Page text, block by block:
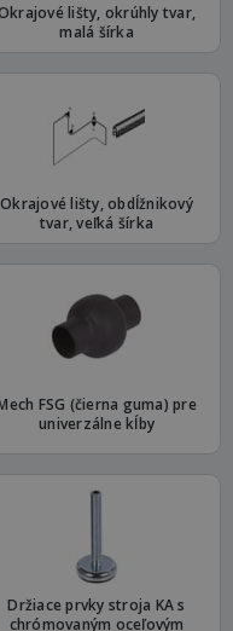
lišty, okrúhly tvar,
malá šírka
Okrajové lišty, obdĺžnikový
tvar, veľká šírka
FSG (čierna guma) pre
univerzálne kĺby
Držiace prvky stroja KA s
chrómovaným oceľovým